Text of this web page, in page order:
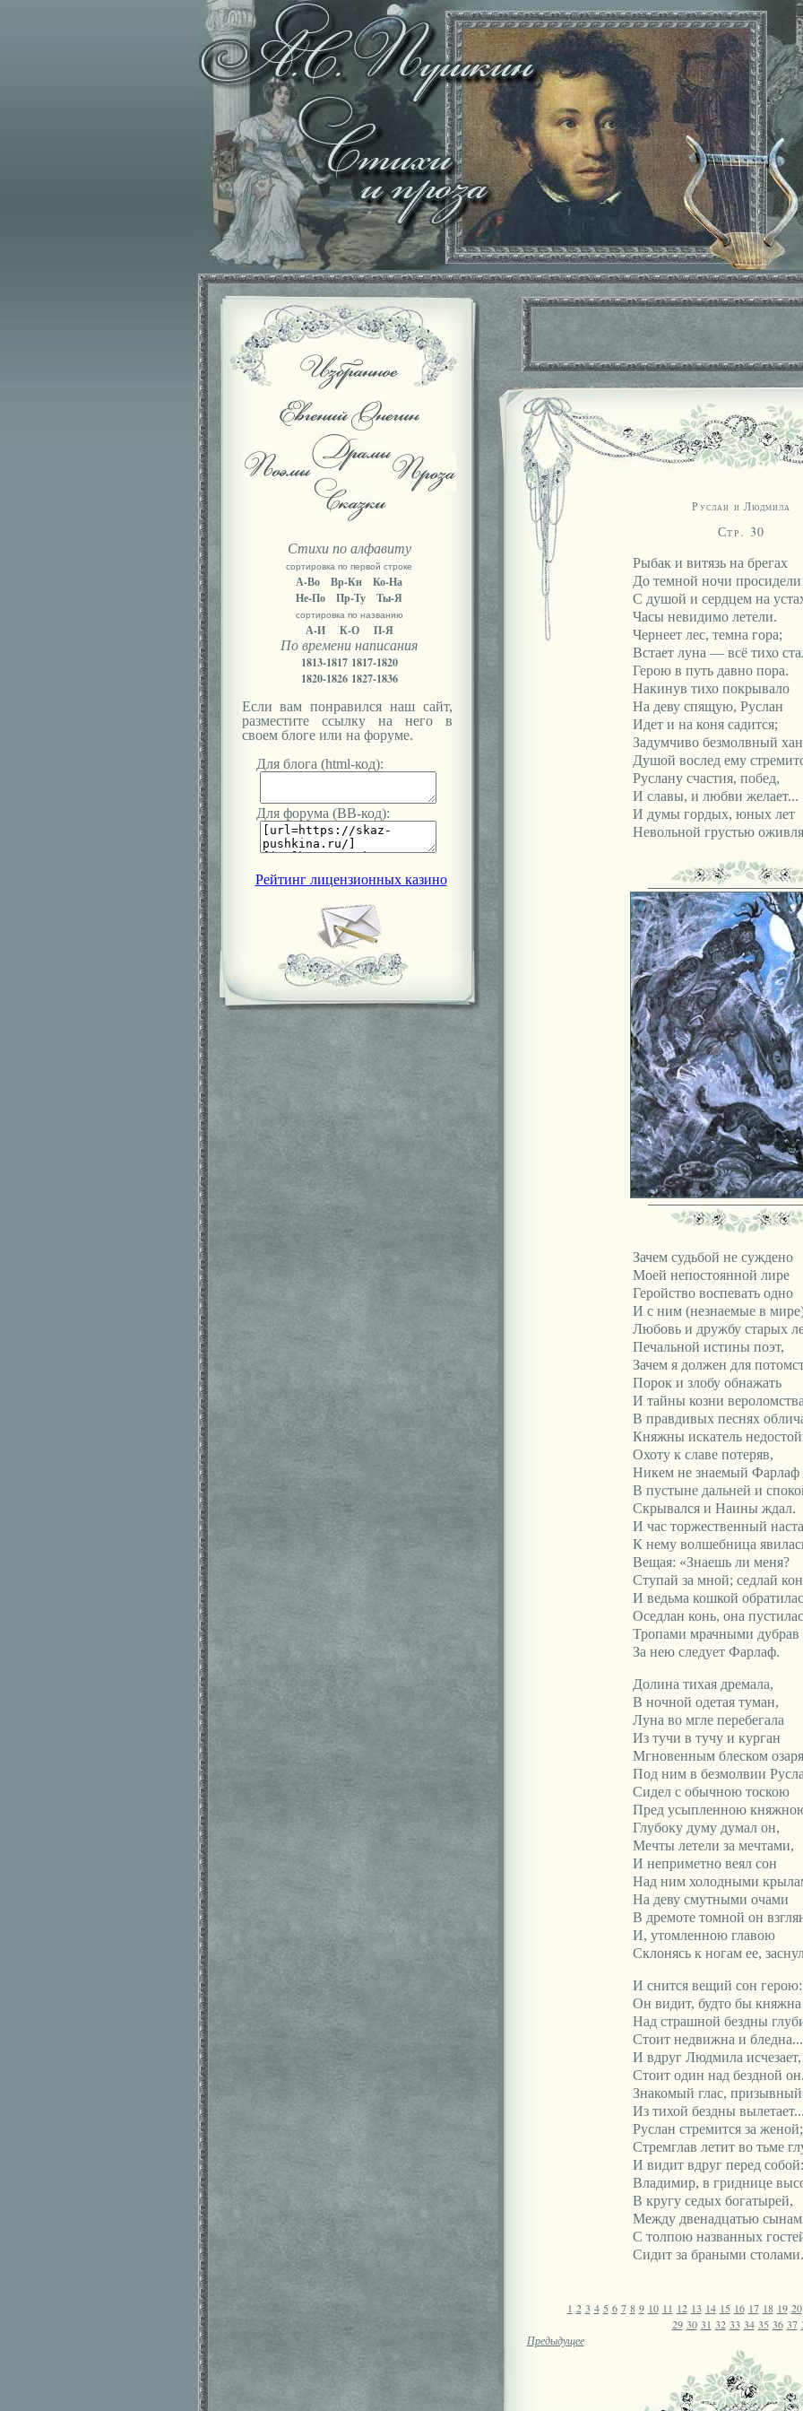
Стихи по алфавиту
сортировка по первой строке
А-Во Вр-Кн
Ко-На
Не-По
Пр-Ту Ты-Я
сортировка по названию
А-И К-О
П-Я
По времени написания
1813-1817 1817-1820
1820-1826 1827-1836
Если вам понравился наш сайт,
разместите ссылку на него в
своем блоге или на форуме.
Для блога (html-код):
Для форума (ВВ-код):
Рейтинг лицензионных казино
Руслан и Людмила
Стр. 30
Рыбак и витязь на брегах
До темной ночи просидели
С душой и сердцем на
Часы невидимо летели.
Чернеет лес, темна гора;
Встает луна — всё тихо
Герою в путь давно пора.
Накинув тихо покрывало
На деву спящую, Руслан
Идет и на коня садится;
Задумчиво безмолвный хан
Душой вослед ему
Руслану счастия, побед,
И славы, и любви желает...
И думы гордых, юных лет
Невольной грустью
Зачем судьбой не суждено
Моей непостоянной лире
Геройство воспевать одно
И с ним (незнаемые в
Любовь и дружбу старых
Печальной истины поэт,
Зачем я должен для
Порок и злобу обнажать
И тайны козни
В правдивых песнях
Княжны искатель
Охоту к славе потеряв,
Никем не знаемый Фарлаф
В пустыне дальней и
Скрывался и Наины ждал.
И час торжественный
К нему волшебница
Вещая: «Знаешь ли меня?
Ступай за мной; седлай
И ведьма кошкой
Оседлан конь, она
Тропами мрачными дубрав
За нею следует Фарлаф.
Долина тихая дремала,
В ночной одетая туман,
Луна во мгле перебегала
Из тучи в тучу и курган
Мгновенным блеском
Под ним в безмолвии
Сидел с обычною тоскою
Пред усыпленною
Глубоку думу думал он,
Мечты летели за мечтами,
И неприметно веял сон
Над ним холодными
На деву смутными очами
В дремоте томной он
И, утомленною главою
Склонясь к ногам ее,
И снится вещий сон герою:
Он видит, будто бы княжна
Над страшной бездны
Стоит недвижна и бледна...
И вдруг Людмила исчезает,
Стоит один над бездной
Знакомый глас, призывный
Из тихой бездны
Руслан стремится за женой;
Стремглав летит во тьме
И видит вдруг перед собой:
Владимир, в гриднице
В кругу седых богатырей,
Между двенадцатью
С толпою названных
Сидит за браными столами.
1 2 3 4 5 6 7 8 9 10 11 12 13 14 15 16 17 18 19 20
29 30 31 32 33 34 35 36 37
Предыдущее